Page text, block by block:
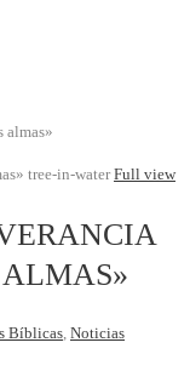
almas»
tree-in-waterFull view
Bíblicas, Noticias